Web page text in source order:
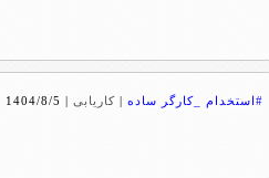
#استخدام _کارگر ساده | کاریابی|
1404/8/5